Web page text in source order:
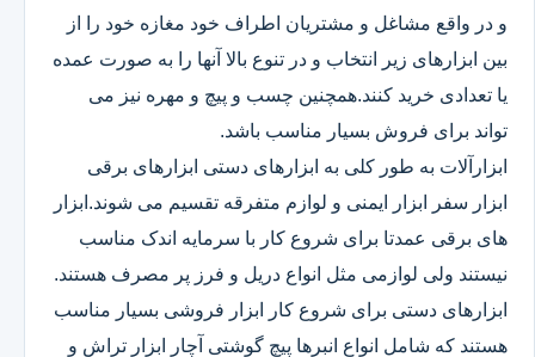
و در واقع مشاغل و مشتریان اطراف خود مغازه خود را از
بین ابزارهای زیر انتخاب و در تنوع بالا آنها را به صورت عمده
یا تعدادی خرید کنند.همچنین چسب و پیچ و مهره نیز می
تواند برای فروش بسیار مناسب باشد.
ابزارآلات به طور کلی به ابزارهای دستی ابزارهای برقی
ابزار سفر ابزار ایمنی و لوازم متفرقه تقسیم می شوند.ابزار
های برقی عمدتا برای شروع کار با سرمایه اندک مناسب
نیستند ولی لوازمی مثل انواع دریل و فرز پر مصرف هستند.
ابزارهای دستی برای شروع کار ابزار فروشی بسیار مناسب
هستند که شامل انواع انبرها پیچ گوشتی آچار ابزار تراش و